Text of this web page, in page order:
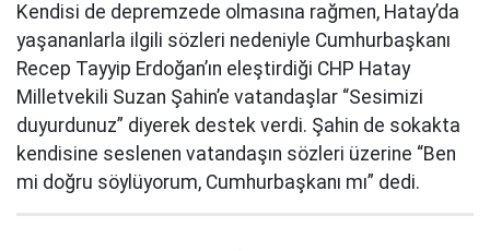
Kendisi de depremzede olmasına rağmen, Hatay’da
yaşananlarla ilgili sözleri nedeniyle Cumhurbaşkanı
Recep Tayyip Erdoğan’ın eleştirdiği CHP Hatay
Milletvekili Suzan Şahin’e vatandaşlar “Sesimizi
duyurdunuz” diyerek destek verdi. Şahin de sokakta
kendisine seslenen vatandaşın sözleri üzerine “Ben
mi doğru söylüyorum, Cumhurbaşkanı mı” dedi.